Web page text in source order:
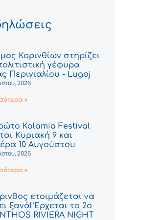
Κορινθίων στηρίζει
γέφυρα
Περιγιαλίου - Lugoj
2026
»
Kalamia Festival
Κυριακή 9 και
10 Αυγούστου
2026
»
ετοιμάζεται να
ξανά! Έρχεται το 2ο
RIVIERA NIGHT